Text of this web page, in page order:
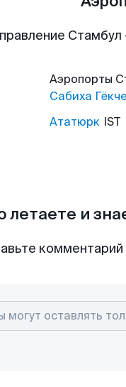
Аэропорты
Сабиха
Ататюрк IST
летаете и